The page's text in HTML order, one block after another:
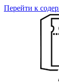
Перейти к